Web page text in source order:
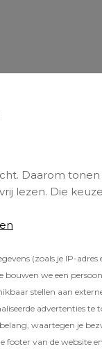
Daarom
lezen. Die
(zoals je IP-adres
bouwen we een
stellen aan
advertenties te
waartegen je
footer van de website
voor
Maar op
op een
om
De
van een
open mic